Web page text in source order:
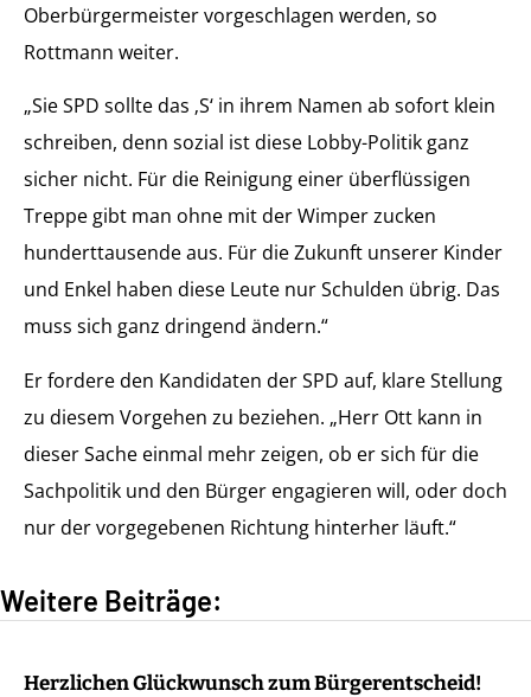
Oberbürgermeister vorgeschlagen werden, so
Rottmann weiter.
„Sie SPD sollte das ‚S‘ in ihrem Namen ab sofort klein
schreiben, denn sozial ist diese Lobby-Politik ganz
sicher nicht. Für die Reinigung einer überflüssigen
Treppe gibt man ohne mit der Wimper zucken
hunderttausende aus. Für die Zukunft unserer Kinder
und Enkel haben diese Leute nur Schulden übrig. Das
muss sich ganz dringend ändern.“
Er fordere den Kandidaten der SPD auf, klare Stellung
zu diesem Vorgehen zu beziehen. „Herr Ott kann in
dieser Sache einmal mehr zeigen, ob er sich für die
Sachpolitik und den Bürger engagieren will, oder doch
nur der vorgegebenen Richtung hinterher läuft.“
Weitere Beiträge:
Herzlichen Glückwunsch zum Bürgerentscheid!